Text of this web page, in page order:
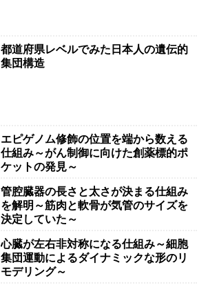
都道府県レベルでみた日本人の遺伝的
集団構造
エピゲノム修飾の位置を端から数える
仕組み～がん制御に向けた創薬標的ポ
ケットの発見～
管腔臓器の長さと太さが決まる仕組み
を解明～筋肉と軟骨が気管のサイズを
決定していた～
心臓が左右非対称になる仕組み～細胞
集団運動によるダイナミックな形のリ
モデリング～